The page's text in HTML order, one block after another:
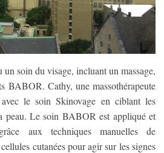
soin du visage, incluant un massage,
BABOR. Cathy, une massothérapeute
avec le soin Skinovage en ciblant les
peau. Le soin BABOR est appliqué et
aux techniques manuelles de
cutanées pour agir sur les signes